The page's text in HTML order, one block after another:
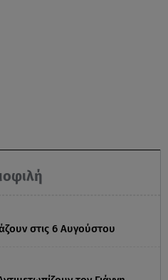
στις 6 Αυγούστου